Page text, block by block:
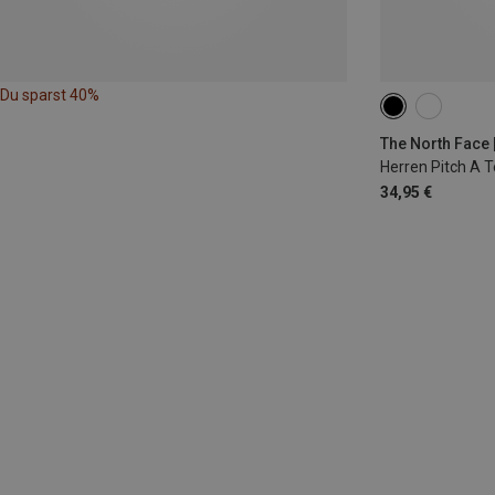
Du sparst 40%
The North Face
Herren Pitch A
34,95 €
S M